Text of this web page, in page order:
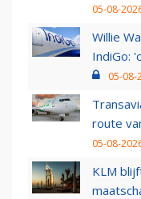
05-08-
Willie
IndiGo:
05-08-
route
05-08-
KLM